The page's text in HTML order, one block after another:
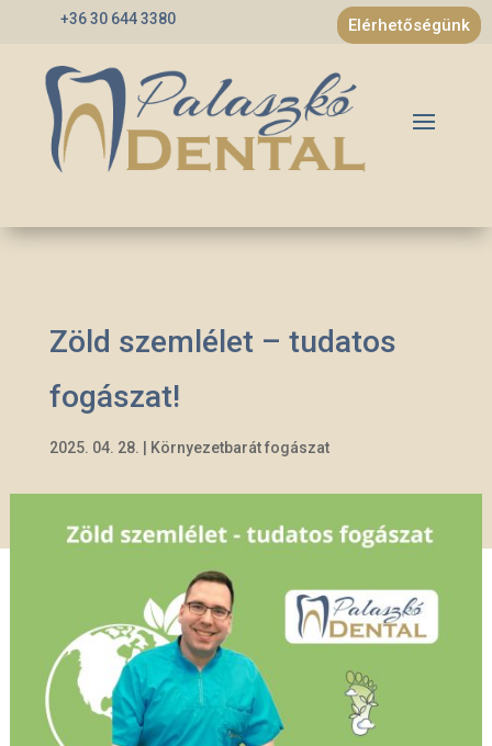
+36 30 644 3380 Elérhetőségünk
Zöld szemlélet – tudatos
fogászat!
2025. 04. 28. | Környezetbarát fogászat